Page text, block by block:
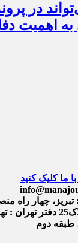
در
اهمیت
ما کلیک کنید
چهار راه
مارالان، نرسیده به فدک،